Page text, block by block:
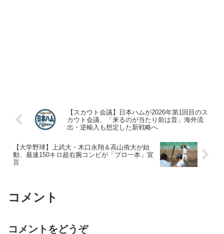
【スカウト会議】日本ハムが2026年第1回目のス
カウト会議、「来るのが当たり前は昔」海外流
出・逆輸入も想定した新戦略へ
【大学野球】上武大・木口永翔＆高山侑大が始
動、最速150キロ超右腕コンビが「プロ一本」宣
言
コメント
コメントをどうぞ